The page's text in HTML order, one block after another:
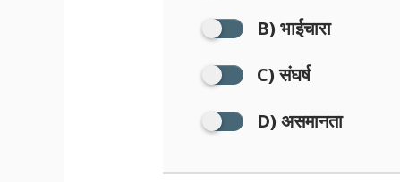
B) भाईचारा
C) संघर्ष
D) असमानता